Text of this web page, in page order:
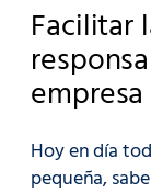
Facilitar
empresa
Hoy en día
pequeña,